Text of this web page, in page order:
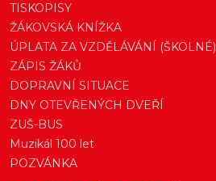
TISKOPISY
ŽÁKOVSKÁ KNÍŽKA
ÚPLATA ZA VZDĚLÁVÁNÍ (ŠKOLNÉ)
ZÁPIS ŽÁKŮ
DOPRAVNÍ SITUACE
DNY OTEVŘENÝCH DVEŘÍ
ZUŠ-BUS
Muzikál 100 let
POZVÁNKA